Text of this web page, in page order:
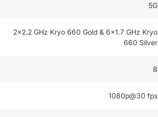
5G
2x2.2 GHz Kryo 660 Gold & 6x1.7 GHz Kryo
660 Silver
8
1080p@30 fps